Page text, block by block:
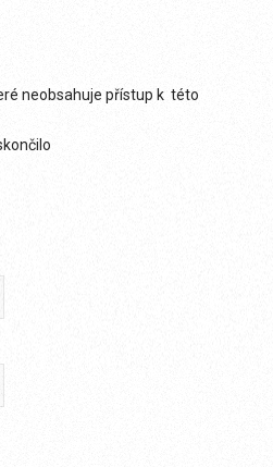
neobsahuje přístup k této